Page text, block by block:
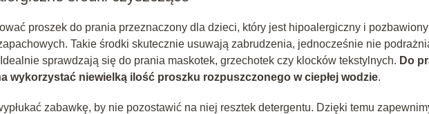
proszek do prania przeznaczony dla dzieci, który jest hipoalergiczny i pozbawiony
Takie środki skutecznie usuwają zabrudzenia, jednocześnie nie
sprawdzają się do prania maskotek, grzechotek czy klocków tekstylnych. Do
wykorzystać niewielką ilość proszku rozpuszczonego w ciepłej wodzie.
zabawkę, by nie pozostawić na niej resztek detergentu. Dzięki temu